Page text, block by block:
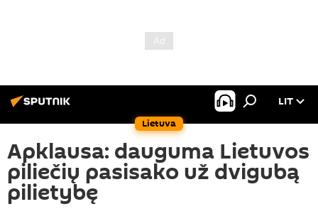
Lietuva
LIT
Apklausa: dauguma Lietuvos
piliečių pasisako už dvigubą
pilietybę